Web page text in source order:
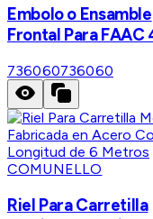
Embolo o Ensamble
Frontal Para FAAC
736060736060
COMUNELLO
Riel Para Carretilla